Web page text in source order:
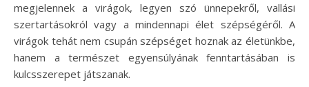
megjelennek a virágok, legyen szó ünnepekről, vallási
szertartásokról vagy a mindennapi élet szépségéről. A
virágok tehát nem csupán szépséget hoznak az életünkbe,
hanem a természet egyensúlyának fenntartásában is
kulcsszerepet játszanak.